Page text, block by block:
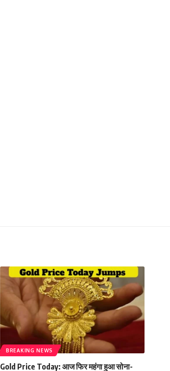
BREAKING NEWS
Gold Price Today: आज फिर महंगा हुआ सोना-